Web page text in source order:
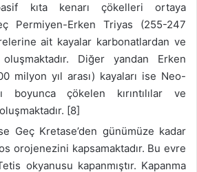
kıta kenarı çökelleri ortaya
Permiyen-Erken Triyas (255-247
ait kayalar karbonatlardan ve
Diğer yandan Erken
milyon yıl arası) kayaları ise Neo-
boyunca çökelen kırıntılılar ve
[8]
Geç Kretase’den günümüze kadar
orojenezini kapsamaktadır. Bu evre
okyanusu kapanmıştır. Kapanma